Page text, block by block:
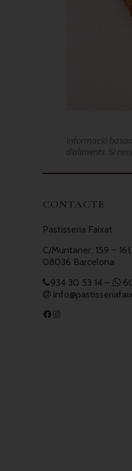
Informació
d’aliments. Si
CONTACTE
Pastisseria Faixat
C/Muntaner, 159 – 161,
08036 Barcelona
934 30 53 14 –